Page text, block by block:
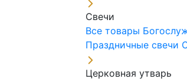
Свечи
Все товары
Праздничные свечи
Церковная утварь